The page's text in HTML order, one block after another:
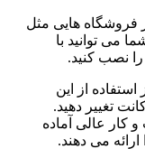
هایی مثل
با
کنید.
از این
دهید.
آماده
می دهند.